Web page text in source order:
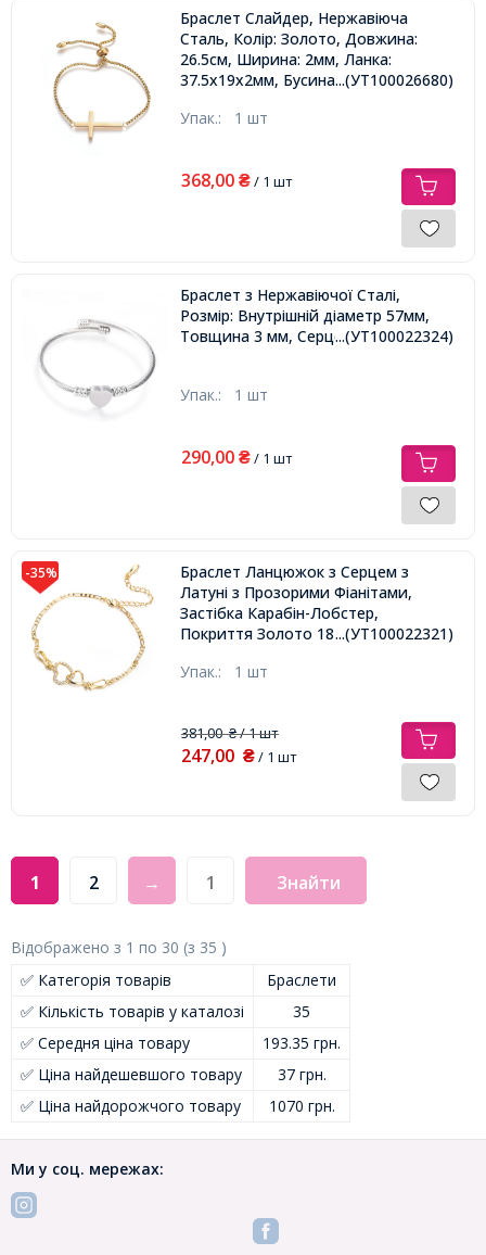
Браслет Слайдер, Нержавіюча
Сталь, Колір: Золото, Довжина:
26.5см, Ширина: 2мм, Ланка:
37.5х19х2мм, Бусина: 9х4мм,...(УТ100026680)
Упак.: 1 шт
368,00 ₴/ 1 шт
Браслет з Нержавіючої Сталі,
Розмір: Внутрішній діаметр 57мм,
Товщина 3 мм, Серце: 11x12x5мм,
...(УТ100022324)
Упак.: 1 шт
290,00 ₴/ 1 шт
-35%
Браслет Ланцюжок з Серцем з
Латуні з Прозорими Фіанітами,
Застібка Карабін-Лобстер,
Покриття Золото 18К, 25см,...(УТ100022321)
Упак.: 1 шт
381,00₴/ 1 шт
247,00 ₴/ 1 шт
1 2 → Знайти
Відображено з 1 по 30 (з 35 )
✅ Категорія товарів
Браслети
✅ Кількість товарів у каталозі
35
✅ Середня ціна товару
193.35 грн.
✅ Ціна найдешевшого товару
37 грн.
✅ Ціна найдорожчого товару
1070 грн.
Ми у соц. мережах: